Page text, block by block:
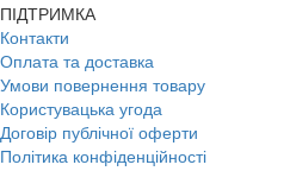
ПІДТРИМКА
Контакти
Оплата та доставка
Умови повернення товару
Користувацька угода
Договір публічної оферти
Політика конфіденційності